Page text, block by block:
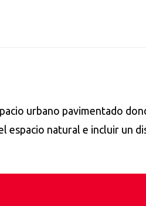
urbano pavimentado
espacio natural e incluir un